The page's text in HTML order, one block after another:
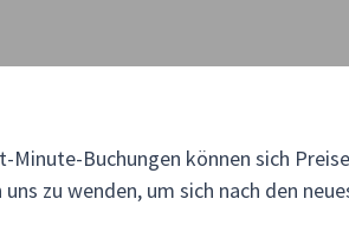
Buchungen können sich
zu wenden, um sich nach den